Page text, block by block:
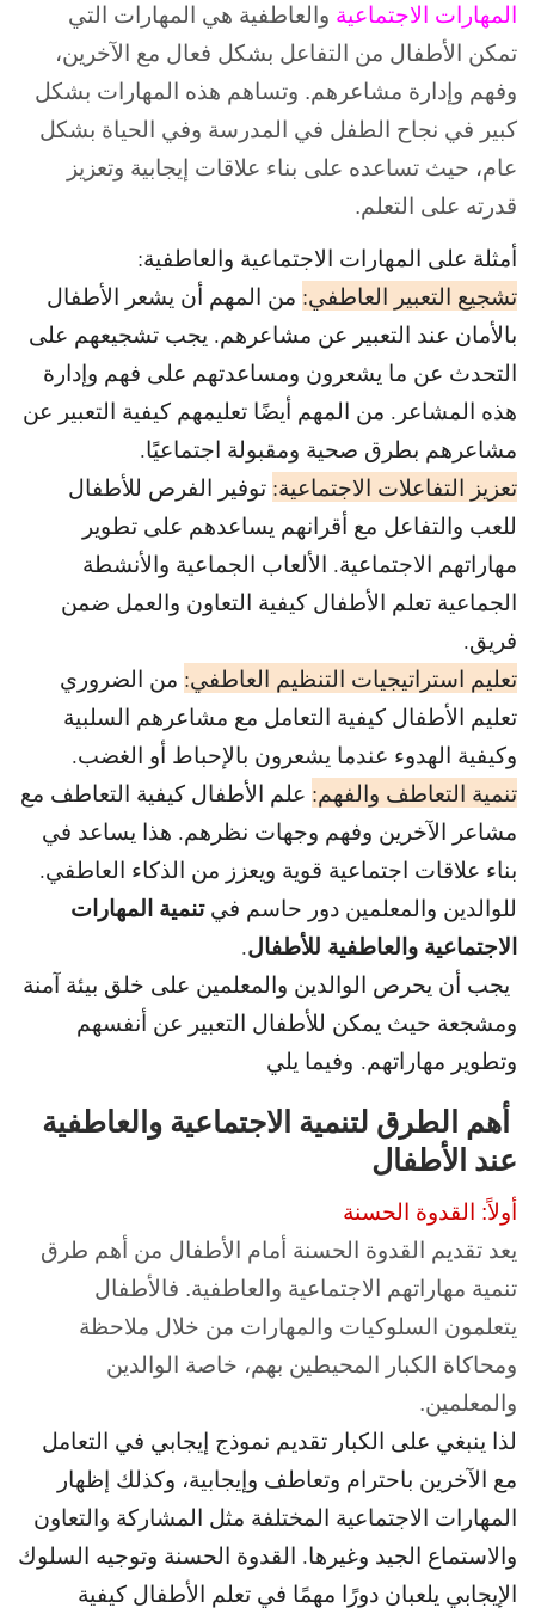
المهارات الاجتماعية والعاطفية هي المهارات التي
تمكن الأطفال من التفاعل بشكل فعال مع الآخرين،
وفهم وإدارة مشاعرهم. وتساهم هذه المهارات بشكل
كبير في نجاح الطفل في المدرسة وفي الحياة بشكل
عام، حيث تساعده على بناء علاقات إيجابية وتعزيز
قدرته على التعلم.
أمثلة على المهارات الاجتماعية والعاطفية:
تشجيع التعبير العاطفي: من المهم أن يشعر الأطفال
بالأمان عند التعبير عن مشاعرهم. يجب تشجيعهم على
التحدث عن ما يشعرون ومساعدتهم على فهم وإدارة
هذه المشاعر. من المهم أيضًا تعليمهم كيفية التعبير عن
مشاعرهم بطرق صحية ومقبولة اجتماعيًا.
تعزيز التفاعلات الاجتماعية: توفير الفرص للأطفال
للعب والتفاعل مع أقرانهم يساعدهم على تطوير
مهاراتهم الاجتماعية. الألعاب الجماعية والأنشطة
الجماعية تعلم الأطفال كيفية التعاون والعمل ضمن
فريق.
تعليم استراتيجيات التنظيم العاطفي: من الضروري
تعليم الأطفال كيفية التعامل مع مشاعرهم السلبية
وكيفية الهدوء عندما يشعرون بالإحباط أو الغضب.
تنمية التعاطف والفهم: علم الأطفال كيفية التعاطف مع
مشاعر الآخرين وفهم وجهات نظرهم. هذا يساعد في
بناء علاقات اجتماعية قوية ويعزز من الذكاء العاطفي.
للوالدين والمعلمين دور حاسم في تنمية المهارات
الاجتماعية والعاطفية للأطفال.
يجب أن يحرص الوالدين والمعلمين على خلق بيئة آمنة
ومشجعة حيث يمكن للأطفال التعبير عن أنفسهم
وتطوير مهاراتهم. وفيما يلي
أهم الطرق لتنمية الاجتماعية والعاطفية
عند الأطفال
أولاً: القدوة الحسنة
يعد تقديم القدوة الحسنة أمام الأطفال من أهم طرق
تنمية مهاراتهم الاجتماعية والعاطفية. فالأطفال
يتعلمون السلوكيات والمهارات من خلال ملاحظة
ومحاكاة الكبار المحيطين بهم، خاصة الوالدين
والمعلمين.
لذا ينبغي على الكبار تقديم نموذج إيجابي في التعامل
مع الآخرين باحترام وتعاطف وإيجابية، وكذلك إظهار
المهارات الاجتماعية المختلفة مثل المشاركة والتعاون
والاستماع الجيد وغيرها. القدوة الحسنة وتوجيه السلوك
الإيجابي يلعبان دورًا مهمًا في تعلم الأطفال كيفية